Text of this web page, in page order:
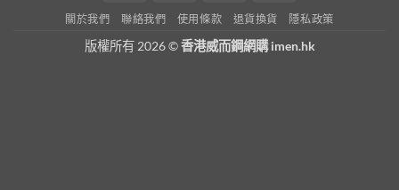
關於我們 聯絡我們 使用條款 退貨換貨 隱私政策
版權所有 2026 ©香港威而鋼網購 imen.hk